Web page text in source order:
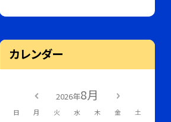
カレンダー
2026年8月
日 月 火 水 木 金 土